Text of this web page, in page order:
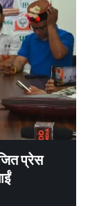
प्रेस